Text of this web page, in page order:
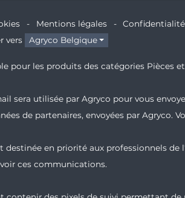
Mentions légales Confidentialité
vers Agryco Belgique
pour les produits des catégories Pièces
sera utilisée par Agryco pour vous
de partenaires, envoyées par Agryco.
destinée en priorité aux professionnels
ces communications.